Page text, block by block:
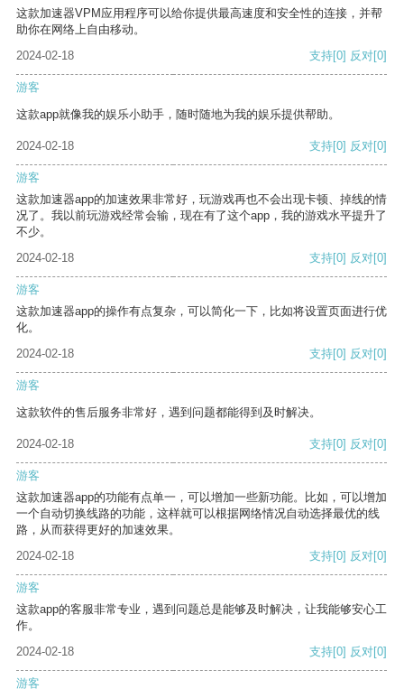
这款加速器VPM应用程序可以给你提供最高速度和安全性的连接，并帮
助你在网络上自由移动。
2024-02-18
支持[0] 反对[0]
游客
这款app就像我的娱乐小助手，随时随地为我的娱乐提供帮助。
2024-02-18 支持[0] 反对[0]
游客
这款加速器app的加速效果非常好，玩游戏再也不会出现卡顿、掉线的情
况了。我以前玩游戏经常会输，现在有了这个app，我的游戏水平提升了
不少。
2024-02-18
支持[0] 反对[0]
游客
这款加速器app的操作有点复杂，可以简化一下，比如将设置页面进行优
化。
2024-02-18
支持[0] 反对[0]
游客
这款软件的售后服务非常好，遇到问题都能得到及时解决。
2024-02-18 支持[0] 反对[0]
游客
这款加速器app的功能有点单一，可以增加一些新功能。比如，可以增加
一个自动切换线路的功能，这样就可以根据网络情况自动选择最优的线
路，从而获得更好的加速效果。
2024-02-18
支持[0] 反对[0]
游客
这款app的客服非常专业，遇到问题总是能够及时解决，让我能够安心工
作。
2024-02-18
支持[0] 反对[0]
游客